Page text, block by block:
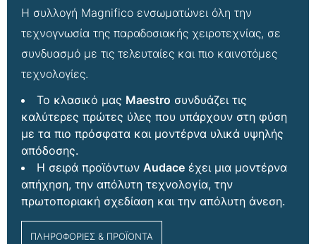
Η συλλογή Magnifico ενσωματώνει όλη την
τεχνογνωσία της παραδοσιακής χειροτεχνίας, σε
συνδυασμό με τις τελευταίες και πιο καινοτόμες
τεχνολογίες.
Το κλασικό μας Maestro συνδυάζει τις
καλύτερες πρώτες ύλες που υπάρχουν στη φύση
με τα πιο πρόσφατα και μοντέρνα υλικά υψηλής
απόδοσης.
Η σειρά προϊόντων Audace έχει μια μοντέρνα
απήχηση, την απόλυτη τεχνολογία, την
πρωτοποριακή σχεδίαση και την απόλυτη άνεση.
ΠΛΗΡΟΦΟΡΙΕΣ & ΠΡΟΪΟΝΤΑ